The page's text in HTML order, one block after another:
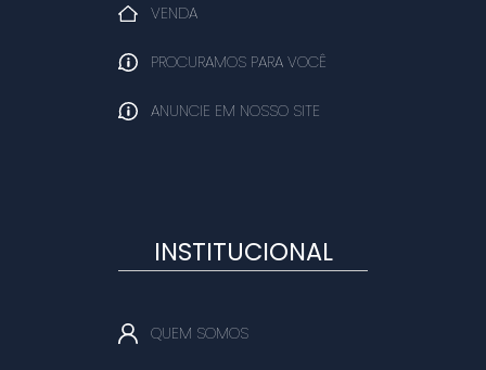
VENDA
PROCURAMOS PARA VOCÊ
ANUNCIE EM NOSSO SITE
INSTITUCIONAL
QUEM SOMOS